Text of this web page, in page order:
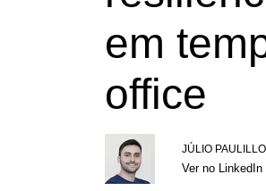
em
office
JÚLIO PAULILLO
Ver no LinkedIn